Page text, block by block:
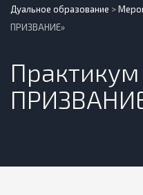
Дуальное образование >
ПРИЗВАНИЕ»